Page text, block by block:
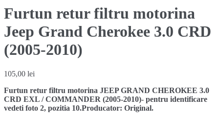
Furtun retur filtru motorina
Jeep Grand Cherokee 3.0 CRD
(2005-2010)
105,00 lei
Furtun retur filtru motorina JEEP GRAND CHEROKEE 3.0
CRD EXL / COMMANDER (2005-2010)- pentru identificare
vedeti foto 2, pozitia 10.Producator: Original.